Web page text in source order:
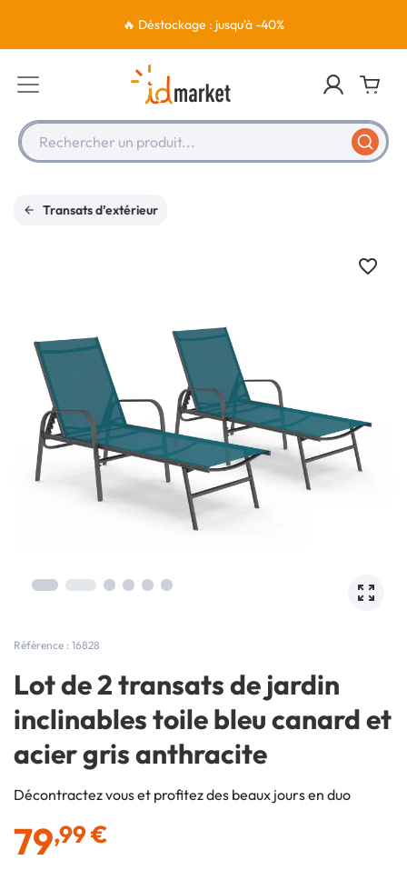
🔥 Déstockage : jusqu'à -40%
Rechercher un produit...
Transats d’extérieur
Référence : 16828
Lot de 2 transats de jardin
inclinables toile bleu canard et
acier gris anthracite
Décontractez vous et profitez des beaux jours en duo
79,99 €
favorite_border